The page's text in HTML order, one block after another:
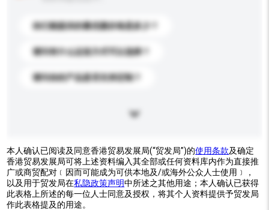
你们能提供的最优惠价格是多少？
请问有什么运送方式可以选择？
请问你的产品是否支持定制？
本人确认已阅读及同意香港贸易发展局(“贸发局”)的使用条款及确定
香港贸易发展局可将上述资料编入其全部或任何资料库内作为直接推
广或商贸配对﹝因而可能成为可供本地及/或海外公众人士使用﹞，
以及用于贸发局在私隐政策声明中所述之其他用途；本人确认已获得
此表格上所述的每一位人士同意及授权，将其个人资料提供予贸发局
作此表格提及的用途。